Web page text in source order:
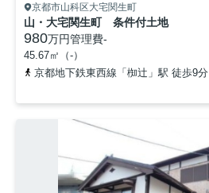
京都市山科区大宅関生町
山・大宅関生町 条件付土地
980万円管理費-
45.67㎡（-）
京都地下鉄東西線「椥辻」駅 徒歩9分